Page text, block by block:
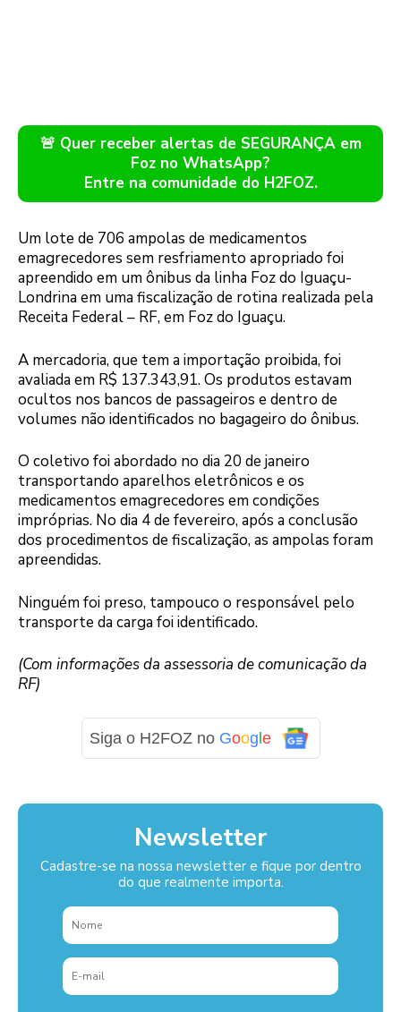
🚨 Quer receber alertas de SEGURANÇA em
Foz no WhatsApp?
Entre na comunidade do H2FOZ.
Um lote de 706 ampolas de medicamentos
emagrecedores sem resfriamento apropriado foi
apreendido em um ônibus da linha Foz do Iguaçu-
Londrina em uma fiscalização de rotina realizada pela
Receita Federal – RF, em Foz do Iguaçu.
A mercadoria, que tem a importação proibida, foi
avaliada em R$ 137.343,91. Os produtos estavam
ocultos nos bancos de passageiros e dentro de
volumes não identificados no bagageiro do ônibus.
O coletivo foi abordado no dia 20 de janeiro
transportando aparelhos eletrônicos e os
medicamentos emagrecedores em condições
impróprias. No dia 4 de fevereiro, após a conclusão
dos procedimentos de fiscalização, as ampolas foram
apreendidas.
Ninguém foi preso, tampouco o responsável pelo
transporte da carga foi identificado.
(Com informações da assessoria de comunicação da
RF)
Siga o H2FOZ no Google
Newsletter
Cadastre-se na nossa newsletter e fique por dentro
do que realmente importa.